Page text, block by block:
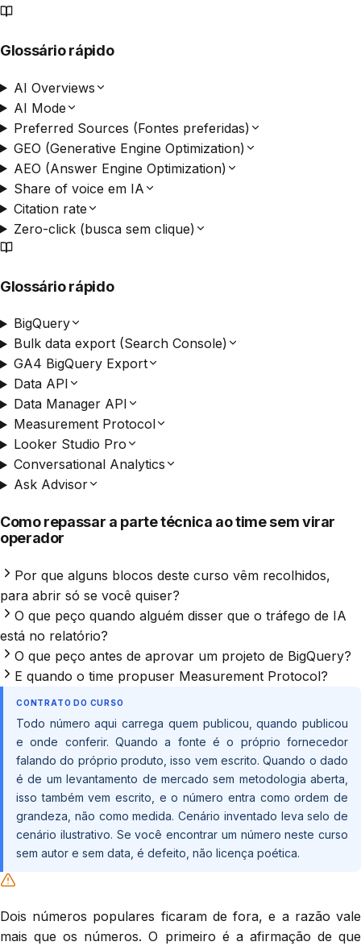
Glossário rápido
AI Overviews
AI Mode
Preferred Sources (Fontes preferidas)
GEO (Generative Engine Optimization)
AEO (Answer Engine Optimization)
Share of voice em IA
Citation rate
Zero-click (busca sem clique)
Glossário rápido
BigQuery
Bulk data export (Search Console)
GA4 BigQuery Export
Data API
Data Manager API
Measurement Protocol
Looker Studio Pro
Conversational Analytics
Ask Advisor
Como repassar a parte técnica ao time sem virar
operador
Por que alguns blocos deste curso vêm recolhidos,
para abrir só se você quiser?
O que peço quando alguém disser que o tráfego de IA
está no relatório?
O que peço antes de aprovar um projeto de BigQuery?
E quando o time propuser Measurement Protocol?
CONTRATO DO CURSO
Todo número aqui carrega quem publicou, quando publicou
e onde conferir. Quando a fonte é o próprio fornecedor
falando do próprio produto, isso vem escrito. Quando o dado
é de um levantamento de mercado sem metodologia aberta,
isso também vem escrito, e o número entra como ordem de
grandeza, não como medida. Cenário inventado leva selo de
cenário ilustrativo. Se você encontrar um número neste curso
sem autor e sem data, é defeito, não licença poética.
Dois números populares ficaram de fora, e a razão vale
mais que os números. O primeiro é a afirmação de que